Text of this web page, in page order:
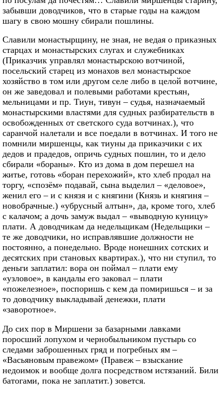
забывши доводчиков, что в старые годы на каждом
шагу в свою мошну сбирали пошлины.
Славили монастырщину, не зная, не ведая о приказных
старцах и монастырских слугах и служебниках
(Приказчик управлял монастырскою вотчиной,
посельский старец из монахов вел монастырское
хозяйство в том или другом селе либо в целой вотчине,
он же заведовал и полевыми работами крестьян,
мельницами и пр. Тиун, тивун – судья, назначаемый
монастырскими властями для судных разбирательств в
освобожденных от светского суда вотчинах.), что
саранчой налетали и все поедали в вотчинах. И того не
помнили миршенцы, как тиуны да приказчики с их
дедов и прадедов, опричь судных пошлин, то и дело
сбирали «бораны». Кто из дома в дом перешел на
житье, готовь «боран перехожий», кто хлеб продал на
торгу, «спозём» подавай, сына выделил – «деловое»,
женил его – и с князя и с княгини (Князь и княгиня –
новобрачные.) «убрусный алтын», да, кроме того, хлеб
с калачом; а дочь замуж выдал – «выводную куницу»
плати. А доводчикам да недельщикам (Недельщики –
те же доводчики, но исправлявшие должности не
постоянно, а понедельно. Вроде нонешних сотских и
десятских при становых квартирах.), что ни ступил, то
деньги заплатил: вора он поймал – плати ему
«узловое», в кандалы его заковал – плати
«пожелезное», поспоришь с кем да помиришься – и за
то доводчику выкладывай денежки, плати
«заворотное».
До сих пор в Миршени за базарными лавками
поросший лопухом и чернобыльником пустырь со
следами заброшенных гряд и погребных ям –
«Васьяновым правежом» (Правеж – взыскание
недоимок и вообще долга посредством истязаний. Били
батогами, пока не заплатит.) зовется.